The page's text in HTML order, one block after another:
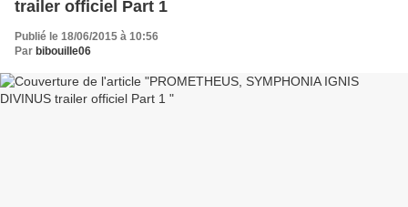
trailer officiel Part 1
Publié le 18/06/2015 à 10:56
Par bibouille06